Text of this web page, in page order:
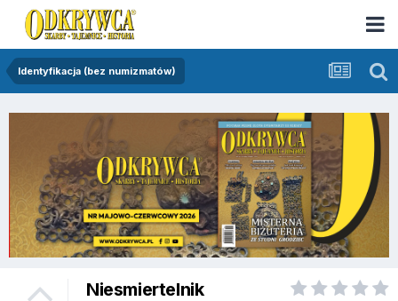
Identyfikacja (bez numizmatów)
Niesmiertelnik